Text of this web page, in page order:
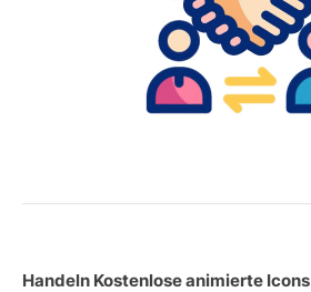
Handeln Kostenlose animierte Icons